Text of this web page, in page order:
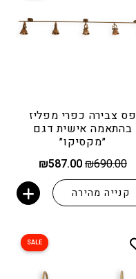
פס צבירה כפרי מפליז
בהתאמה אישית דגם
״מקסיקו״
₪690.00 המחיר
היה:
₪690.00.
₪587.00
הוא: קנייה מהירה
SALE